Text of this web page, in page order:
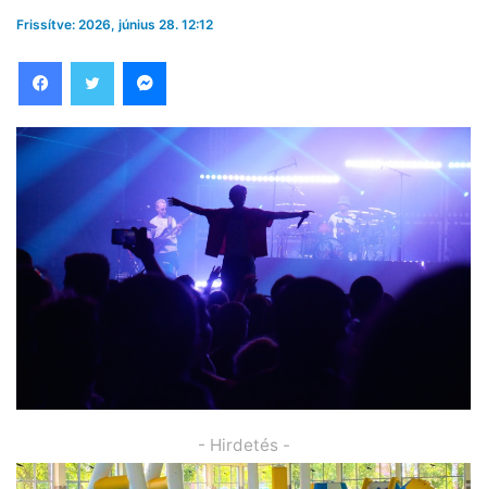
Frissítve: 2026, június 28. 12:12
- Hirdetés -